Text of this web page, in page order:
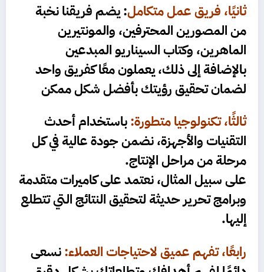
ثانيًا، فريق عمل متكامل:يضم فريقنا نخبة
من المصورين المحترفين، والمونتيرين
الماهرين، وكتاب السيناريو المبدعين
بالإضافة إلى ذلك، يعملون معًا كفريق واحد
لضمان تحقيق رؤيتك بأفضل شكل ممكن
ثالثًا، تكنولوجيا متطورة:باستخدام أحدث
التقنيات والأجهزة، نضمن جودة عالية في كل
مرحلة من مراحل الإنتاج.
على سبيل المثال، نعتمد على كاميرات متقدمة
وبرامج تحرير حديثة لتحقيق النتائج التي تتطلع
إليها.
رابعًا، تفهم عميق لاحتياجات العملاء:نسعى